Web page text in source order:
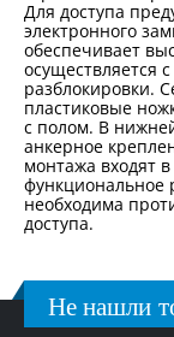
Для доступа
электронного
обеспечивает
осуществляется
разблокировки.
пластиковые
с полом. В
анкерное
монтажа входят
функциональное
необходима
доступа.
Не нашли